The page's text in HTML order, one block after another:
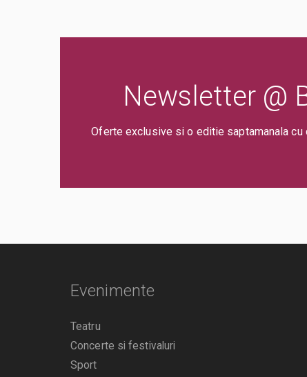
Newsletter @
Oferte exclusive si o editie saptamanala cu
Evenimente
Teatru
Concerte si festivaluri
Sport